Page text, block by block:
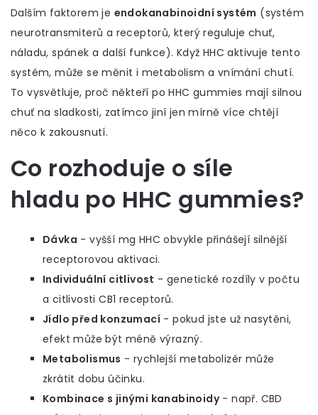
Dalším faktorem je endokanabinoidní systém (systém
neurotransmiterů a receptorů, který reguluje chuť,
náladu, spánek a další funkce). Když HHC aktivuje tento
systém, může se měnit i metabolism a vnímání chutí.
To vysvětluje, proč někteří po HHC gummies mají silnou
chuť na sladkosti, zatímco jiní jen mírně více chtějí
něco k zakousnutí.
Co rozhoduje o síle
hladu po HHC gummies?
Dávka - vyšší mg HHC obvykle přinášejí silnější
receptorovou aktivaci.
Individuální citlivost - genetické rozdíly v počtu
a citlivosti CB1 receptorů.
Jídlo před konzumací - pokud jste už nasytěni,
efekt může být méně výrazný.
Metabolismus - rychlejší metabolizér může
zkrátit dobu účinku.
Kombinace s jinými kanabinoidy- např. CBD